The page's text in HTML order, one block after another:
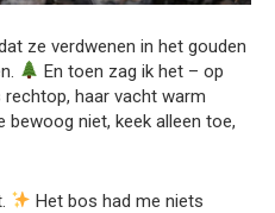
ze verdwenen in het gouden
En toen zag ik het – op
haar vacht warm
niet, keek alleen toe,
Het bos had me niets